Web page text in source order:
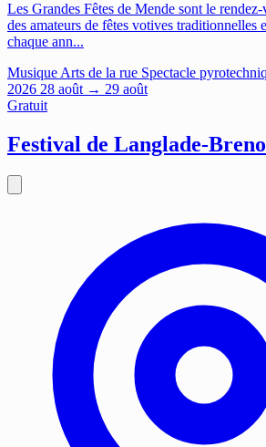
Les Grandes Fêtes de Mende sont le
des amateurs de fêtes votives traditionnelles
chaque ann...
Musique Arts de la rue Spectacle
2026 28 août → 29 août
Gratuit
Festival de Langlade-